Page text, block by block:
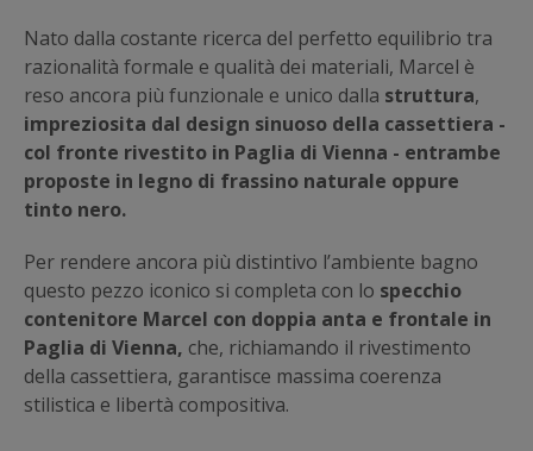
Nato dalla costante ricerca del perfetto equilibrio tra
razionalità formale e qualità dei materiali, Marcel è
reso ancora più funzionale e unico dalla struttura,
impreziosita dal design sinuoso della cassettiera -
col fronte rivestito in Paglia di Vienna - entrambe
proposte in legno di frassino naturale oppure
tinto nero.
Per rendere ancora più distintivo l’ambiente bagno
questo pezzo iconico si completa con lo specchio
contenitore Marcel con doppia anta e frontale in
Paglia di Vienna, che, richiamando il rivestimento
della cassettiera, garantisce massima coerenza
stilistica e libertà compositiva.